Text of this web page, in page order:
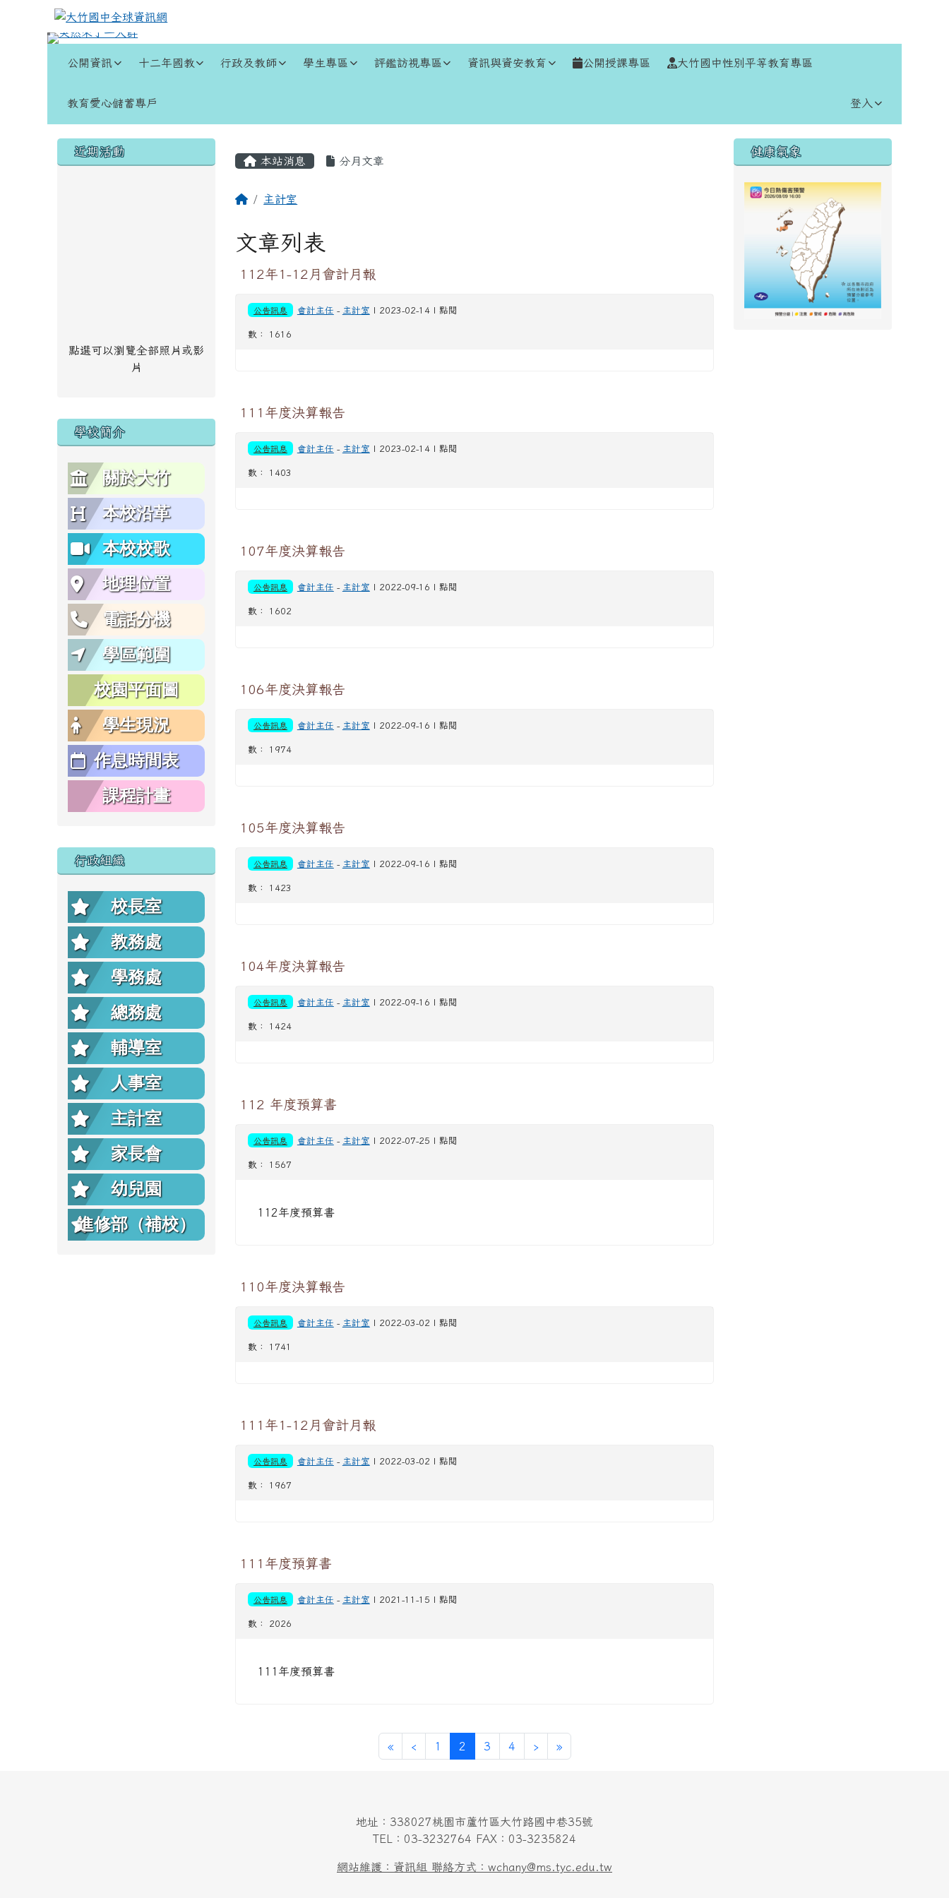
跳至主內容區
大竹國中全球資訊網
公開資訊 十二年國教 行政及教師 學生專區 評鑑訪視專區 資訊與資安教育 公開授課專區 大竹國中性別平等教育專區
教育愛心儲蓄專戶 登入
左邊區域內容
近期活動
點選可以瀏覽全部照片或影
片
學校簡介
關於大竹
本校沿革
本校校歌
地理位置
電話分機
學區範圍
校園平面圖
學生現況
作息時間表
課程計畫
行政組織
校長室
教務處
學務處
總務處
輔導室
人事室
主計室
家長會
幼兒園
進修部（補校）
主內容區域
本站消息 分月文章
回首頁主計室
文章列表
112年1-12月會計月報
公告訊息 會計主任 - 主計室 | 2023-02-14 | 點閱
數： 1616
111年度決算報告
公告訊息 會計主任 - 主計室 | 2023-02-14 | 點閱
數： 1403
107年度決算報告
公告訊息 會計主任 - 主計室 | 2022-09-16 | 點閱
數： 1602
106年度決算報告
公告訊息 會計主任 - 主計室 | 2022-09-16 | 點閱
數： 1974
105年度決算報告
公告訊息 會計主任 - 主計室 | 2022-09-16 | 點閱
數： 1423
104年度決算報告
公告訊息 會計主任 - 主計室 | 2022-09-16 | 點閱
數： 1424
112 年度預算書
公告訊息 會計主任 - 主計室 | 2022-07-25 | 點閱
數： 1567
112年度預算書
110年度決算報告
公告訊息 會計主任 - 主計室 | 2022-03-02 | 點閱
數： 1741
111年1-12月會計月報
公告訊息 會計主任 - 主計室 | 2022-03-02 | 點閱
數： 1967
111年度預算書
公告訊息 會計主任 - 主計室 | 2021-11-15 | 點閱
數： 2026
111年度預算書
«第一頁
‹上一頁
1 2 (目前頁次)
3 4 ›下一頁
»最後頁
右邊區域內容
健康氣象
頁尾區域
地址：338027桃園市蘆竹區大竹路國中巷35號
TEL：03-3232764 FAX：03-3235824
網站維護：資訊組 聯絡方式：wchany@ms.tyc.edu.tw